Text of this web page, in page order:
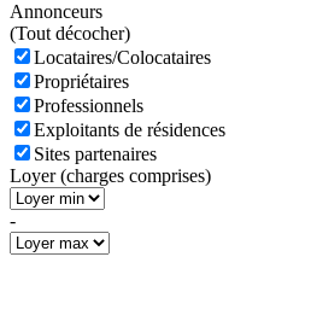
Annonceurs
(Tout décocher)
Locataires/Colocataires
Propriétaires
Professionnels
Exploitants de résidences
Sites partenaires
Loyer (charges comprises)
-